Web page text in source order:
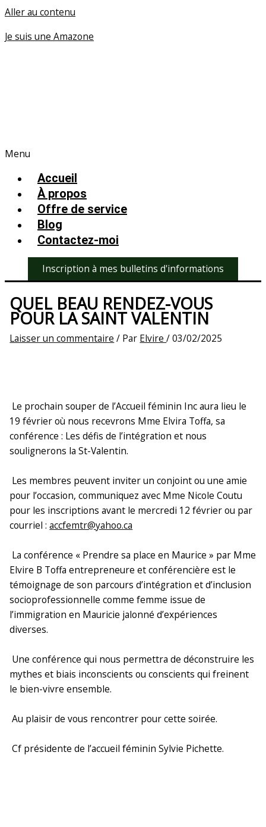
Aller au contenu
Je suis une Amazone
Menu
Accueil
À propos
Offre de service
Blog
Contactez-moi
Inscription à mes bulletins d'informations
QUEL BEAU RENDEZ-VOUS
POUR LA SAINT VALENTIN
Laisser un commentaire / Par Elvire/03/02/2025
Le prochain souper de l’Accueil féminin Inc aura lieu le
19 février où nous recevrons Mme Elvira Toffa, sa
conférence : Les défis de l’intégration et nous
soulignerons la St-Valentin.
Les membres peuvent inviter un conjoint ou une amie
pour l’occasion, communiquez avec Mme Nicole Coutu
pour les inscriptions avant le mercredi 12 février ou par
courriel :accfemtr@yahoo.ca
La conférence « Prendre sa place en Maurice » par Mme
Elvire B Toffa entrepreneure et conférencière est le
témoignage de son parcours d’intégration et d’inclusion
socioprofessionnelle comme femme issue de
l’immigration en Mauricie jalonné d’expériences
diverses.
Une conférence qui nous permettra de déconstruire les
mythes et biais inconscients ou conscients qui freinent
le bien-vivre ensemble.
Au plaisir de vous rencontrer pour cette soirée.
Cf présidente de l’accueil féminin Sylvie Pichette.